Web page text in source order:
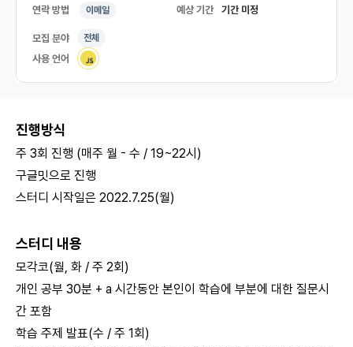
연락 방법 이메일 예상 기간 기간 미정
모집 분야 전체
사용 언어
진행방식
주 3회 진행 (매주 월 - 수 / 19~22시)
구글밋으로 진행
스터디 시작일은 2022.7.25(월)
스터디 내용
모각코(월, 화 / 주 2회)
개인 공부 30분 + a 시간동안 본인이 학습에 부분에 대한 질문시
간 포함
학습 주제 발표(수 / 주 1회)